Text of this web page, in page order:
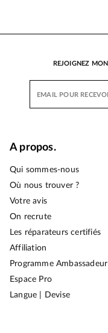
REJOIGNEZ
A propos.
Qui sommes-nous
Où nous trouver ?
Votre avis
On recrute
Les réparateurs certifiés
Affiliation
Programme Ambassadeur
Espace Pro
Langue | Devise